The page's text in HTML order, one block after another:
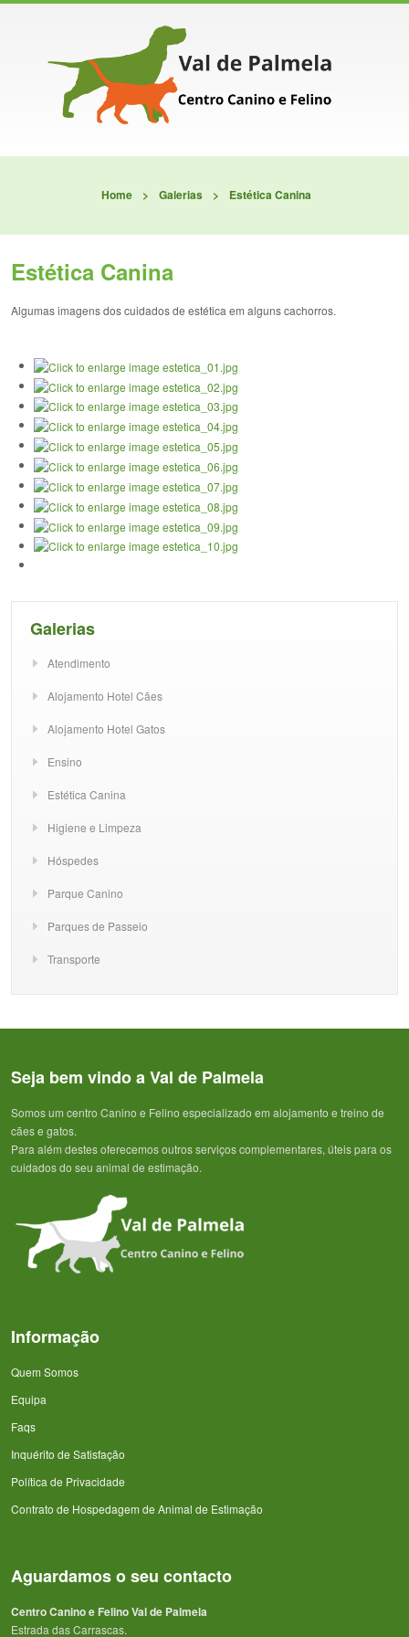
Home > Galerias > Estética Canina
Estética Canina
Algumas imagens dos cuidados de estética em alguns cachorros.
Galerias
Atendimento
Alojamento Hotel Cães
Alojamento Hotel Gatos
Ensino
Estética Canina
Higiene e Limpeza
Hóspedes
Parque Canino
Parques de Passeio
Transporte
Seja bem vindo a Val de Palmela
Somos um centro Canino e Felino especializado em alojamento e treino de
cães e gatos.
Para além destes oferecemos outros serviços complementares, úteis para os
cuidados do seu animal de estimação.
Informação
Quem Somos
Equipa
Faqs
Inquérito de Satisfação
Política de Privacidade
Contrato de Hospedagem de Animal de Estimação
Aguardamos o seu contacto
Centro Canino e Felino Val de Palmela
Estrada das Carrascas.